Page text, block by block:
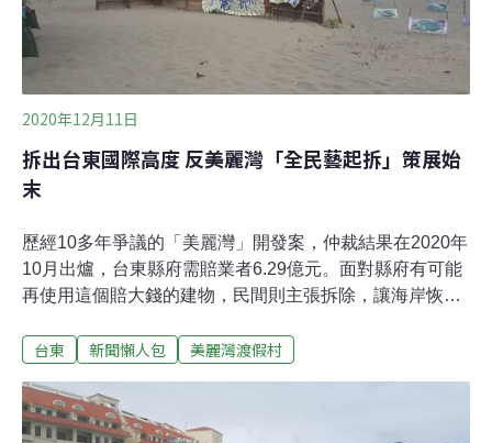
會有更多像武漢肺炎一樣、能造成大流行的新興傳染病出
現。
2020年12月11日
拆出台東國際高度 反美麗灣「全民藝起拆」策展始
末
歷經10多年爭議的「美麗灣」開發案，仲裁結果在2020年
10月出爐，台東縣府需賠業者6.29億元。面對縣府有可能
再使用這個賠大錢的建物，民間則主張拆除，讓海岸恢復
聯盟」日前回到海岸上舉辦音樂會與論壇，並以藝術創作
「全民藝起拆」策展計畫，盼以集智創造、全民參與的藝
術行動，拆除美麗灣違法建築物，返還環境正義。事件起
台東 新聞懶人包 美麗灣渡假村